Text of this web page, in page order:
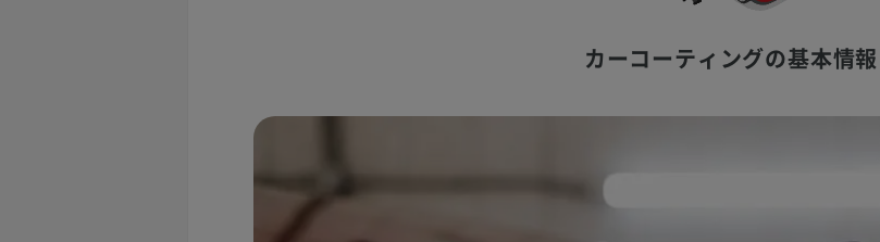
カーコーティングの基本情報